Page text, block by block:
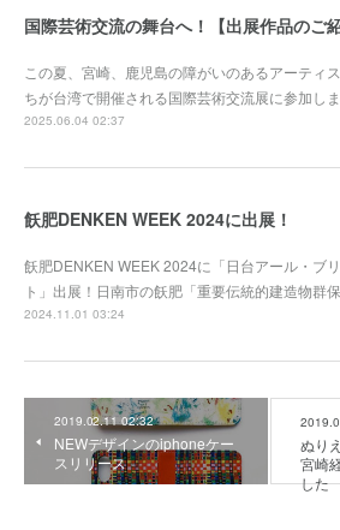
この夏、宮崎、鹿児島の障がいのあるアーティ
ちが台湾で開催される国際芸術交流展に参加し
2025.06.04 02:37
飫肥DENKEN WEEK 2024に出展！
飫肥DENKEN WEEK 2024に「日台アール・ブ
ト」出展！日南市の飫肥「重要伝統的建造物群
2024.11.01 03:24
2019.02.11 02:32
NEWデザインのiphoneケー
スリリース
ぬり
宮崎
した